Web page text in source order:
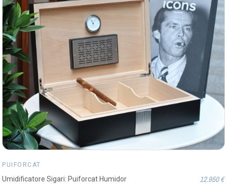
PUIFORCAT
Umidificatore Sigari: Puiforcat Humidor 12.950 €